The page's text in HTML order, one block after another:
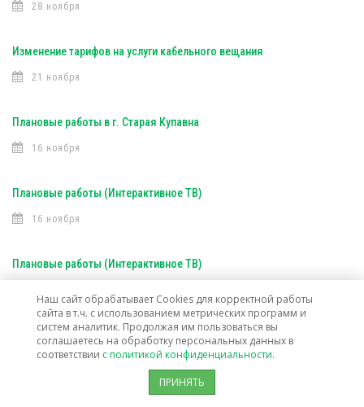
28 ноября
Изменение тарифов на услуги кабельного вещания
21 ноября
Плановые работы в г. Старая Купавна
16 ноября
Плановые работы (Интерактивное ТВ)
16 ноября
Плановые работы (Интерактивное ТВ)
Открыта техническая возможность подключения услуг связи в г. о.
Лосино-Петровский
Наш сайт обрабатывает Cookies для корректной работы
сайта в т.ч. с использованием метрических программ и
систем аналитик. Продолжая им пользоваться вы
соглашаетесь на обработку персональных данных в
соответствии с политикой конфиденциальности.
ПРИНЯТЬ